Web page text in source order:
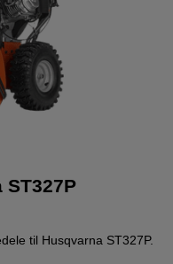
ST327P
til Husqvarna ST327P.